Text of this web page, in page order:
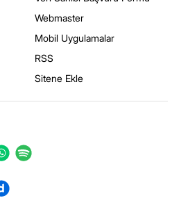
Webmaster
Mobil Uygulamalar
RSS
Sitene Ekle